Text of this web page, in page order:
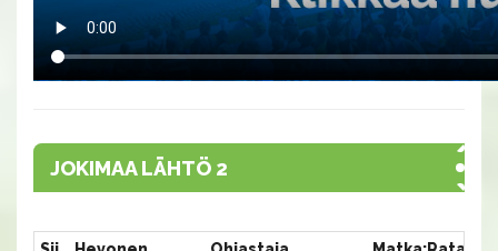
JOKIMAA LÄHTÖ 2